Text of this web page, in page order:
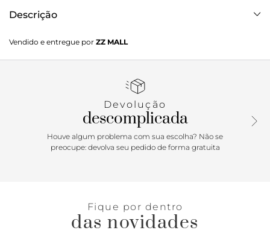
Descrição
largas e injetadas cruzadas sobre os dedos e o peito do pé.
De bico redondo, é aberta e exibe parte do pé. Com
Vendido e entregue por ZZ MALL
Devolução
descomplicada
Houve algum problema com sua escolha? Não se
preocupe: devolva seu pedido de forma gratuita
Fique por dentro
das novidades